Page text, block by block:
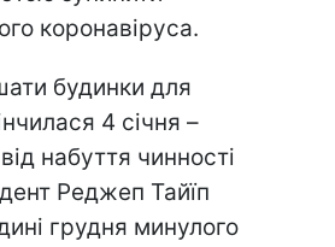
коронавіруса.
будинки для
4 січня –
набуття чинності
Реджеп Тайїп
грудня минулого